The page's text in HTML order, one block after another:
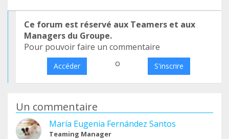
Ce forum est réservé aux Teamers et aux
Managers du Groupe.
Pour pouvoir faire un commentaire
Accéder o S'inscrire
Un commentaire
María Eugenia Fernández Santos
Teaming Manager